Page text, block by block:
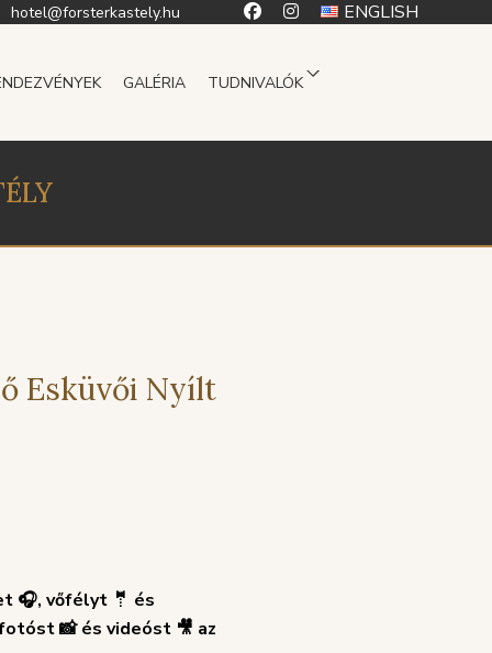
hotel@forsterkastely.hu ENGLISH
GALÉRIA TUDNIVALÓK
Esküvői Nyílt
🎧, vőfélyt 🤵 és
📸 és videóst 🎥 az